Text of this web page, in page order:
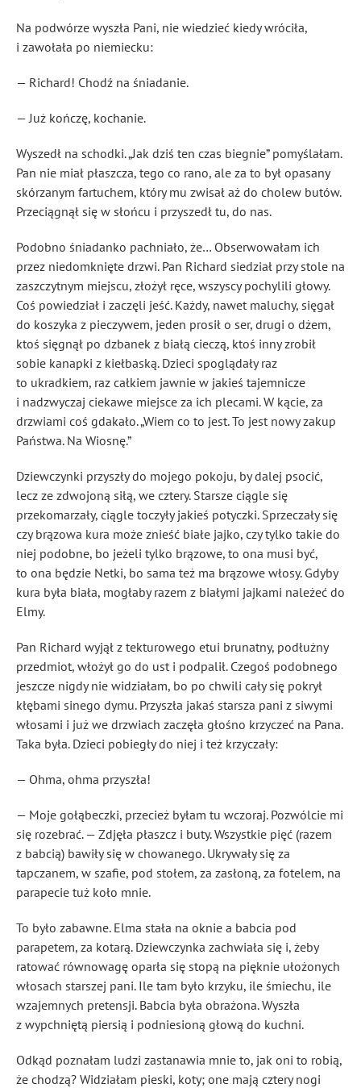
Na podwórze wyszła Pani, nie wiedzieć kiedy wróciła,
i zawołała po niemiecku:
— Richard! Chodź na śniadanie.
— Już kończę, kochanie.
Wyszedł na schodki. „Jak dziś ten czas biegnie” pomyślałam.
Pan nie miał płaszcza, tego co rano, ale za to był opasany
skórzanym fartuchem, który mu zwisał aż do cholew butów.
Przeciągnął się w słońcu i przyszedł tu, do nas.
Podobno śniadanko pachniało, że… Obserwowałam ich
przez niedomknięte drzwi. Pan Richard siedział przy stole na
zaszczytnym miejscu, złożył ręce, wszyscy pochylili głowy.
Coś powiedział i zaczęli jeść. Każdy, nawet maluchy, sięgał
do koszyka z pieczywem, jeden prosił o ser, drugi o dżem,
ktoś sięgnął po dzbanek z białą cieczą, ktoś inny zrobił
sobie kanapki z kiełbaską. Dzieci spoglądały raz
to ukradkiem, raz całkiem jawnie w jakieś tajemnicze
i nadzwyczaj ciekawe miejsce za ich plecami. W kącie, za
drzwiami coś gdakało. „Wiem co to jest. To jest nowy zakup
Państwa. Na Wiosnę.”
Dziewczynki przyszły do mojego pokoju, by dalej psocić,
lecz ze zdwojoną siłą, we cztery. Starsze ciągle się
przekomarzały, ciągle toczyły jakieś potyczki. Sprzeczały się
czy brązowa kura może znieść białe jajko, czy tylko takie do
niej podobne, bo jeżeli tylko brązowe, to ona musi być,
to ona będzie Netki, bo sama też ma brązowe włosy. Gdyby
kura była biała, mogłaby razem z białymi jajkami należeć do
Elmy.
Pan Richard wyjął z tekturowego etui brunatny, podłużny
przedmiot, włożył go do ust i podpalił. Czegoś podobnego
jeszcze nigdy nie widziałam, bo po chwili cały się pokrył
kłębami sinego dymu. Przyszła jakaś starsza pani z siwymi
włosami i już we drzwiach zaczęła głośno krzyczeć na Pana.
Taka była. Dzieci pobiegły do niej i też krzyczały:
— Ohma, ohma przyszła!
— Moje gołąbeczki, przecież byłam tu wczoraj. Pozwólcie mi
się rozebrać. — Zdjęła płaszcz i buty. Wszystkie pięć (razem
z babcią) bawiły się w chowanego. Ukrywały się za
tapczanem, w szafie, pod stołem, za zasłoną, za fotelem, na
parapecie tuż koło mnie.
To było zabawne. Elma stała na oknie a babcia pod
parapetem, za kotarą. Dziewczynka zachwiała się i, żeby
ratować równowagę oparła się stopą na pięknie ułożonych
włosach starszej pani. Ile tam było krzyku, ile śmiechu, ile
wzajemnych pretensji. Babcia była obrażona. Wyszła
z wypchniętą piersią i podniesioną głową do kuchni.
Odkąd poznałam ludzi zastanawia mnie to, jak oni to robią,
że chodzą? Widziałam pieski, koty; one mają cztery nogi